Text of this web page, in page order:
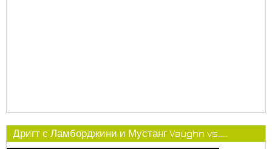
Дригт с Ламборджини и Мустанг Vaughn vs....